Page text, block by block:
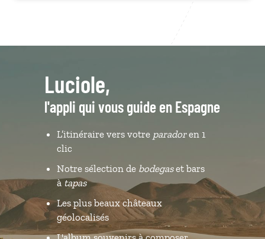
Luciole,
l'appli qui vous guide en Espagne
L’itinéraire vers votre paradoren 1
clic
Notre sélection de bodegaset bars
àtapas
Les plus beaux châteaux
géolocalisés